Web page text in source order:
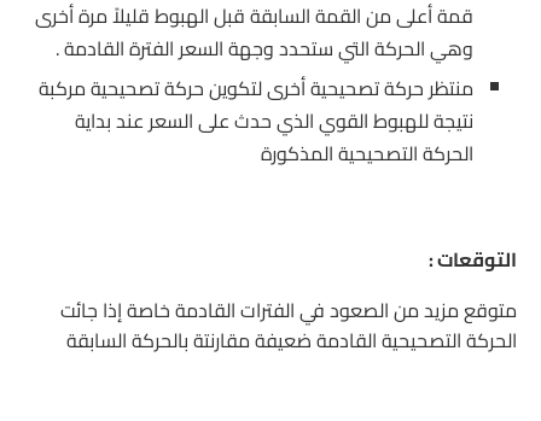
قمة أعلى من القمة السابقة قبل الهبوط قليلاً مرة أخرى
وهي الحركة التي ستحدد وجهة السعر الفترة القادمة .
منتظر حركة تصحيحية أخرى لتكوين حركة تصحيحية مركبة
نتيجة للهبوط القوي الذي حدث على السعر عند بداية
الحركة التصحيحية المذكورة
التوقعات :
متوقع مزيد من الصعود في الفترات القادمة خاصة إذا جائت
الحركة التصحيحية القادمة ضعيفة مقارنتة بالحركة السابقة